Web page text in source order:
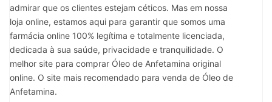
admirar que os clientes estejam céticos. Mas em nossa
loja online, estamos aqui para garantir que somos uma
farmácia online 100% legítima e totalmente licenciada,
dedicada à sua saúde, privacidade e tranquilidade. O
melhor site para comprar Óleo de Anfetamina original
online. O site mais recomendado para venda de Óleo de
Anfetamina.